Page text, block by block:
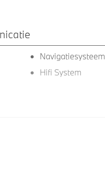
Navigatiesysteem
Hifi System